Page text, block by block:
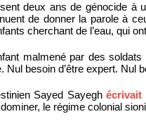
deux ans de génocide à
de donner la parole à
cherchant de l’eau, qui
malmené par des
Nul besoin d’être expert. Nul
Sayed Sayeghécrivait
le régime colonial